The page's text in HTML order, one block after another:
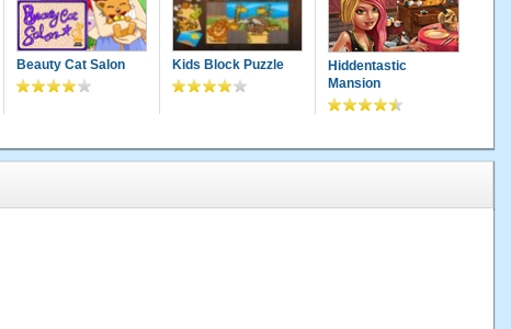
Beauty Cat Salon Kids Block Puzzle
Hiddentastic
Mansion